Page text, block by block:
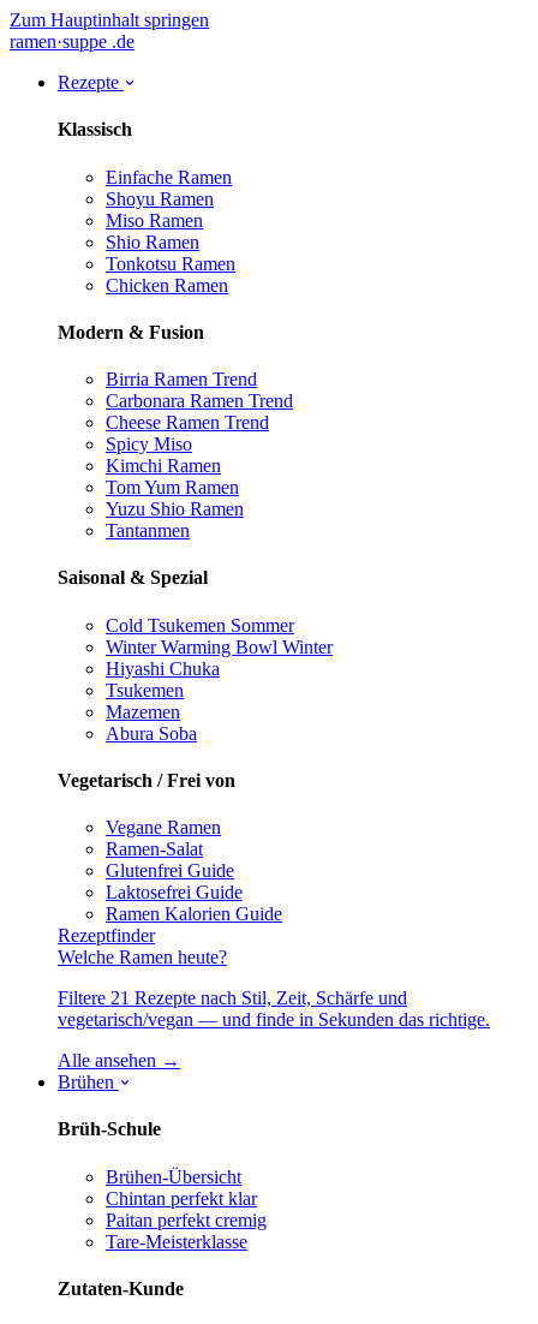
Zum Hauptinhalt springen
ramen·suppe .de
Rezepte
Klassisch
Einfache Ramen
Shoyu Ramen
Miso Ramen
Shio Ramen
Tonkotsu Ramen
Chicken Ramen
Modern & Fusion
Birria Ramen Trend
Carbonara Ramen Trend
Cheese Ramen Trend
Spicy Miso
Kimchi Ramen
Tom Yum Ramen
Yuzu Shio Ramen
Tantanmen
Saisonal & Spezial
Cold Tsukemen Sommer
Winter Warming Bowl Winter
Hiyashi Chuka
Tsukemen
Mazemen
Abura Soba
Vegetarisch / Frei von
Vegane Ramen
Ramen-Salat
Glutenfrei Guide
Laktosefrei Guide
Ramen Kalorien Guide
Rezeptfinder
Welche Ramen heute?
Filtere 21 Rezepte nach Stil, Zeit, Schärfe und
vegetarisch/vegan — und finde in Sekunden das richtige.
Alle ansehen →
Brühen
Brüh-Schule
Brühen-Übersicht
Chintan perfekt klar
Paitan perfekt cremig
Tare-Meisterklasse
Zutaten-Kunde